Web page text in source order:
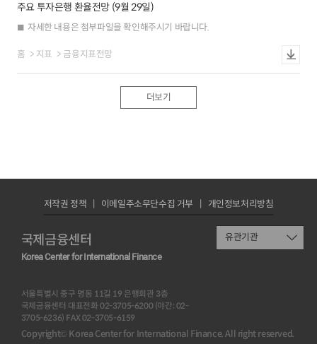
주요 투자은행 환율전망 (9월 29일)
자세한 내용은 첨부파일을 확인해주시기 바랍니다.
홈 지표 금융지표전망
더보기
국제금융센터
Korea Center for International Finance
서울특별시 중구 명동 11길 19 은행회관 3층
국제금융센터 대표전화 02-3705-6200 (야간: 02-
3705-6236) FAX 02-3705-6159
Copyright© Korea Center for International Finance. All right reserved.
저작권 정책 이메일주소무단수집 거부 개인정보처리방침
유관기관